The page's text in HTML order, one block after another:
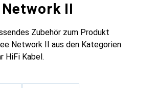
II
Zubehör zum Produkt
Network II aus den Kategorien
HiFi Kabel.